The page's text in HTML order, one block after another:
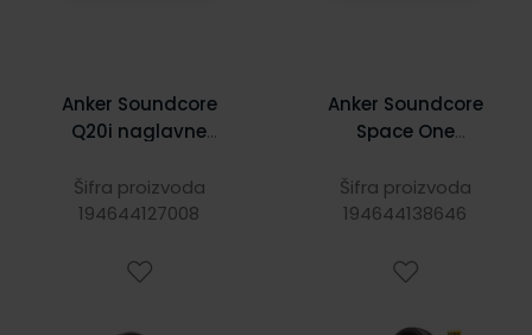
Anker Soundcore
Q20i naglavne
5, slušalice s
mikrofonom, 60h,
Šifra proizvoda
194644127008
Anker Soundcore
Space One
bluetooth
slušalice, crne,
Šifra proizvoda
194644138646